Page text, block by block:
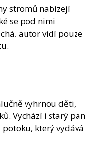
stromů nabízejí
se pod nimi
autor vidí pouze
vyhrnou děti,
Vychází i starý pan
který vydává